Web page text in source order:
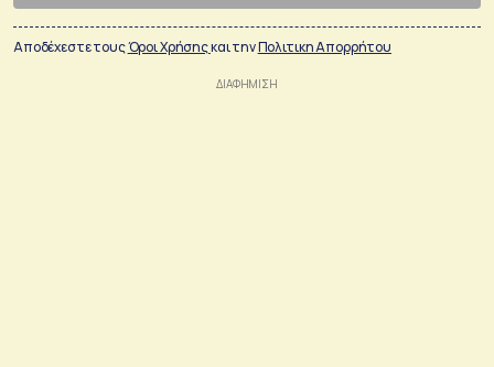
Αποδέχεστε τουςΌροι Χρήσηςκαι τηνΠολιτικη Απορρήτου